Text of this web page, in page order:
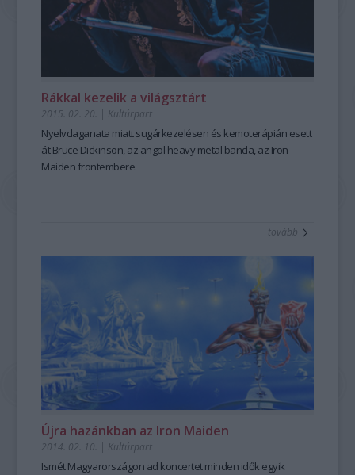
Rákkal kezelik a világsztárt
2015. 02. 20. | Kultúrpart
Nyelvdaganata miattsugárkezelésen és kemoterápián esett
átBruce Dickinson, az angol heavy metal banda, az Iron
Maiden frontembere.
tovább
Újra hazánkban az Iron Maiden
2014. 02. 10. | Kultúrpart
IsmétMagyarországon ad koncertetminden idők egyik